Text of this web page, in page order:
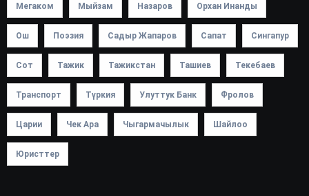
Мегаком Мыйзам Назаров Орхан Инанды
Ош Поэзия Садыр Жапаров Сапат Сингапур
Сот Тажик Тажикстан Ташиев Текебаев
Транспорт Түркия Улуттук Банк Фролов
Царии Чек Ара Чыгармачылык Шайлоо
Юристтер